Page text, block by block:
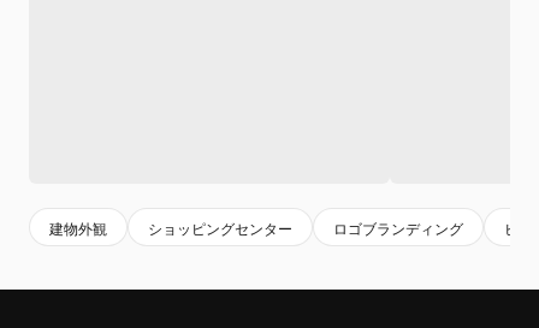
建物外観 ショッピングセンター ロゴブランディング ビジ